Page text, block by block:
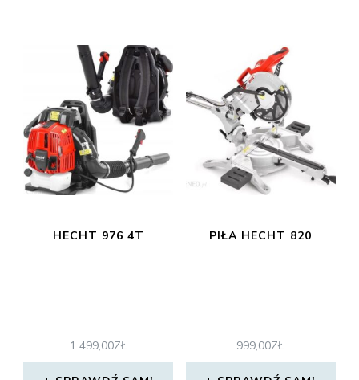
HECHT 976 4T
1 499,00ZŁ
PIŁA HECHT 820
999,00ZŁ